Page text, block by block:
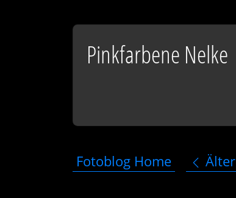
Pinkfarbene Nelke
Fotoblog Home Älter